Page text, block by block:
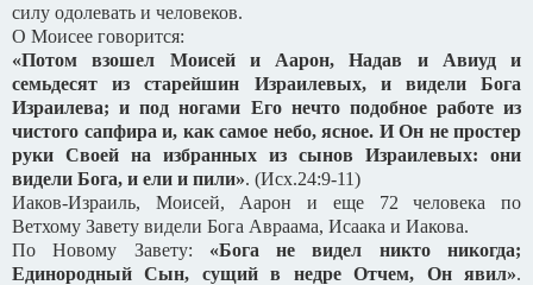
силу одолевать и человеков.
О Моисее говорится:
«Потом взошел Моисей и Аарон, Надав и Авиуд и
семьдесят из старейшин Израилевых, и видели Бога
Израилева; и под ногами Его нечто подобное работе из
чистого сапфира и, как самое небо, ясное. И Он не простер
руки Своей на избранных из сынов Израилевых: они
видели Бога, и ели и пили». (Исх.24:9-11)
Иаков-Израиль, Моисей, Аарон и еще 72 человека по
Ветхому Завету видели Бога Авраама, Исаака и Иакова.
По Новому Завету: «Бога не видел никто никогда;
Единородный Сын, сущий в недре Отчем, Он явил».